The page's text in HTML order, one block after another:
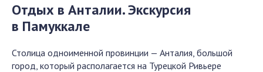
Отдых в Анталии. Экскурсия
в Памуккале
Столица одноименной провинции — Анталия, большой
город, который располагается на Турецкой Ривьере